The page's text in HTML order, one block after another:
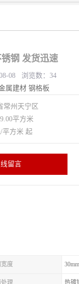
钢 发货迅速
08 浏览数：34
属建材 钢格板
常州天宁区
平方米
平方米 起
留言
度
理 热镀